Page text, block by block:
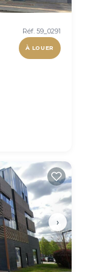
Réf. 59_0291
À LOUER
›